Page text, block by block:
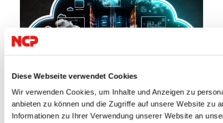
Diese Webseite verwendet Cookies
Wir verwenden Cookies, um Inhalte und Anzeigen zu
anbieten zu können und die Zugriffe auf unsere Website zu
Informationen zu Ihrer Verwendung unserer Website an
23.07.2026
Cloud IT Security VPN